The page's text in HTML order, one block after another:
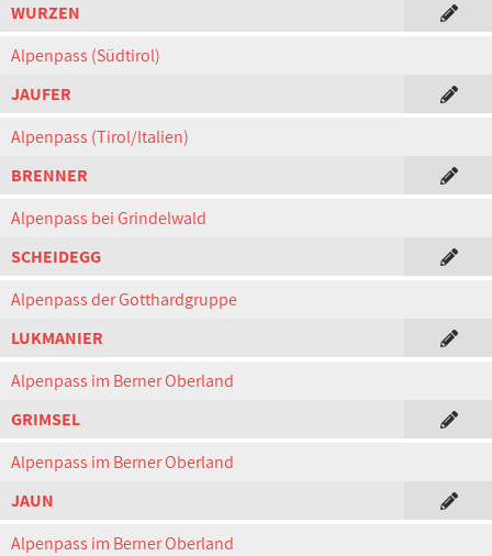
WURZEN
Alpenpass (Südtirol)
JAUFER
Alpenpass (Tirol/Italien)
BRENNER
Alpenpass bei Grindelwald
SCHEIDEGG
Alpenpass der Gotthardgruppe
LUKMANIER
Alpenpass im Berner Oberland
GRIMSEL
Alpenpass im Berner Oberland
JAUN
Alpenpass im Berner Oberland